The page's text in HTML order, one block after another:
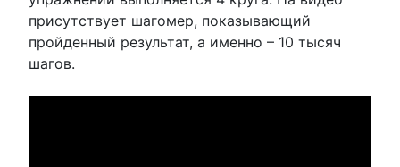
присутствует шагомер, показывающий
пройденный результат, а именно – 10 тысяч
шагов.